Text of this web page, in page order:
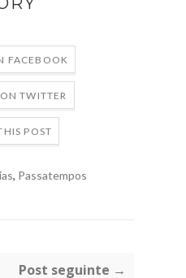
FACEBOOK
TWITTER
POST
, Passatempos
Post seguinte →